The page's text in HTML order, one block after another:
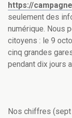
https://
seulement des
numérique. Nous
citoyens : le 9
cinq grandes
pendant dix jours
Nos chiffres (sept